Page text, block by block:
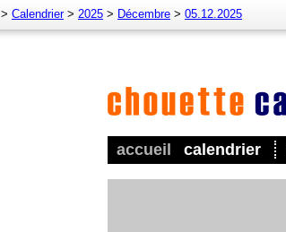
accueil calendrier
> Calendrier> 2025 > Décembre > 05.12.2025